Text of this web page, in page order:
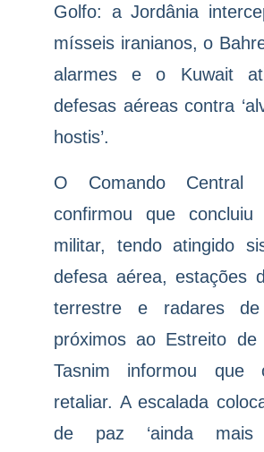
Golfo: a Jordânia
mísseis iranianos, o
alarmes e o Kuwait
defesas aéreas contra
hostis’.
O Comando Central
confirmou que
militar, tendo atingido
defesa aérea, estações
terrestre e radares de
próximos ao Estreito
Tasnim informou
retaliar. A escalada
de paz ‘ainda mais